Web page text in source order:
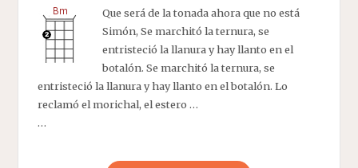
Que será de la tonada ahora que no está
Simón, Se marchitó la ternura, se
entristeció la llanura y hay llanto en el
botalón. Se marchitó la ternura, se
entristeció la llanura y hay llanto en el botalón. Lo
reclamó el morichal, el estero …
…